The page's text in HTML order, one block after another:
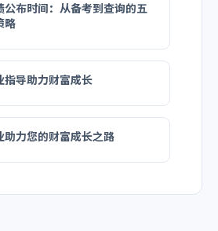
公布时间：从备考到查询的五
略
指导助力财富成长
助力您的财富成长之路